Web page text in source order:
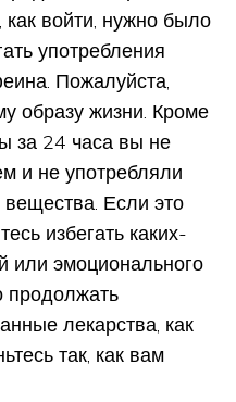
как войти, нужно было
употребления
Пожалуйста,
образу жизни. Кроме
за 24 часа вы не
и не употребляли
Если это
избегать каких-
или эмоционального
продолжать
лекарства, как
так, как вам